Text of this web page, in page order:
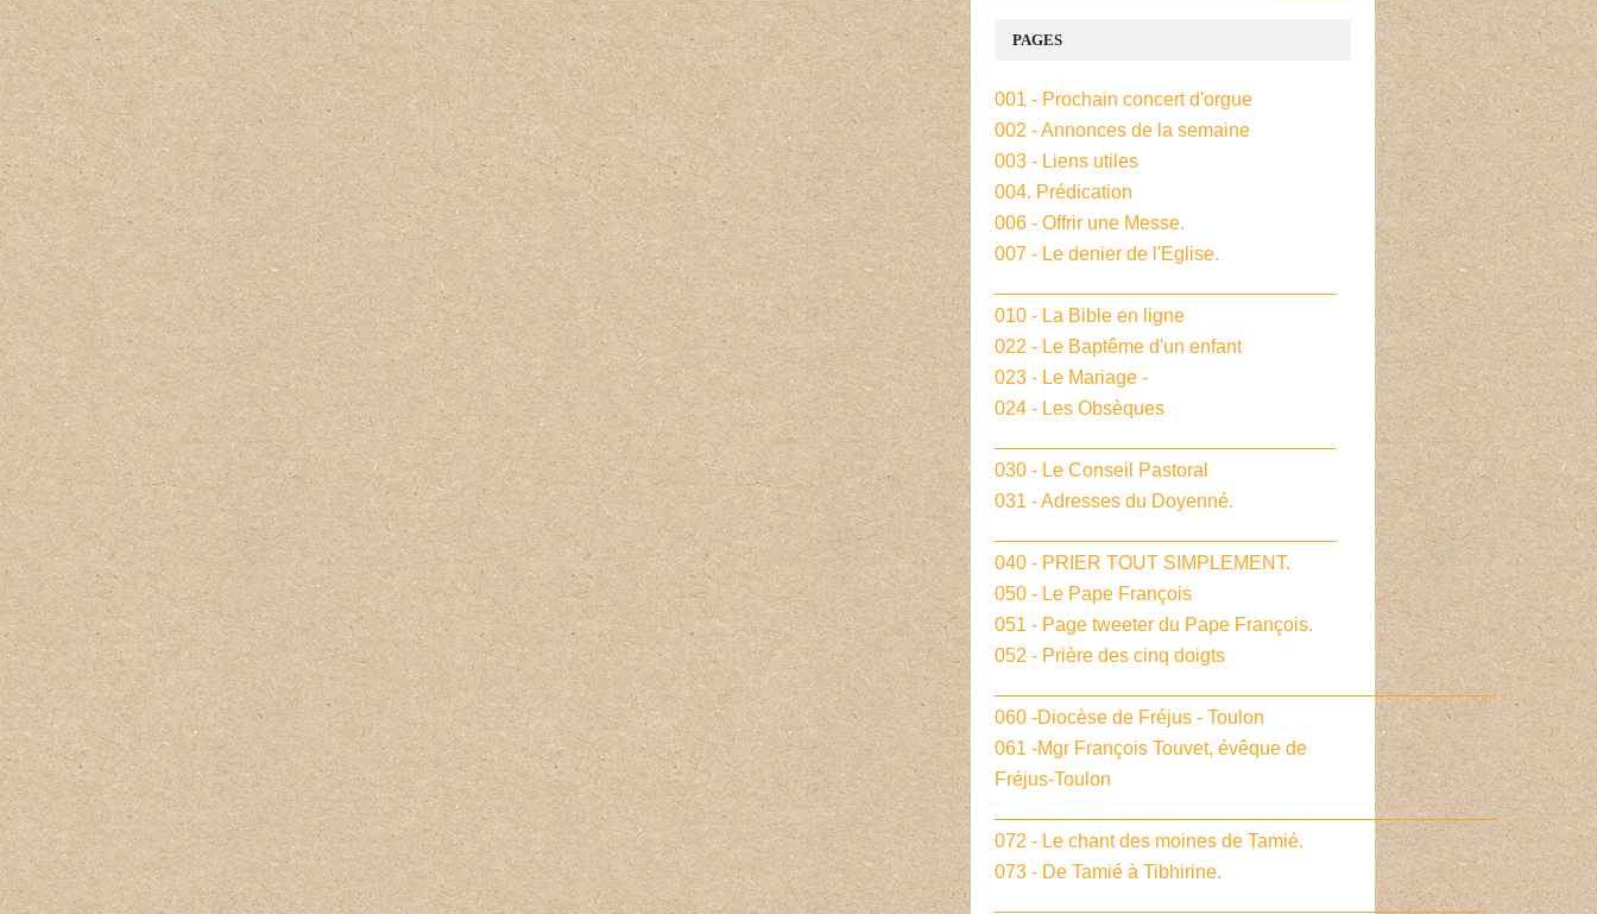
PAGES
001 - Prochain concert d'orgue
002 - Annonces de la semaine
003 - Liens utiles
004. Prédication
006 - Offrir une Messe.
007 - Le denier de l'Eglise.
010 - La Bible en ligne
022 - Le Baptême d'un enfant
023 - Le Mariage -
024 - Les Obsèques
030 - Le Conseil Pastoral
031 - Adresses du Doyenné.
040 - PRIER TOUT SIMPLEMENT.
050 - Le Pape François
051 - Page tweeter du Pape François.
052 - Prière des cinq doigts
_______________________________________________
060 -Diocèse de Fréjus - Toulon
061 -Mgr François Touvet, évêque de
Fréjus-Toulon
_______________________________________________
072 - Le chant des moines de Tamié.
073 - De Tamié à Tibhirine.
______________________________________________